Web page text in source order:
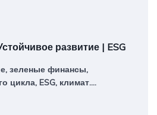
развитие | ESG
зеленые финансы,
цикла, ESG, климат.
Бик Контакты: